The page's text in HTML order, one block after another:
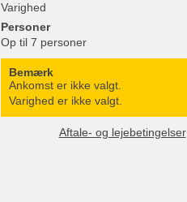
Varighed
Personer
Op til 7 personer
Bemærk
Ankomst er ikke valgt.
Varighed er ikke valgt.
Aftale- og lejebetingelser